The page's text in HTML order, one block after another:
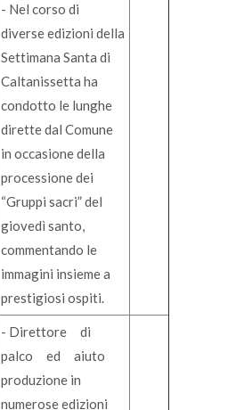
- Nel corso di
diverse edizioni della
Settimana Santa di
Caltanissetta ha
condotto le lunghe
dirette dal Comune
in occasione della
processione dei
“Gruppi sacri” del
giovedì santo,
commentando le
immagini insieme a
prestigiosi ospiti.
- Direttore di
palco ed aiuto
produzione in
numerose edizioni